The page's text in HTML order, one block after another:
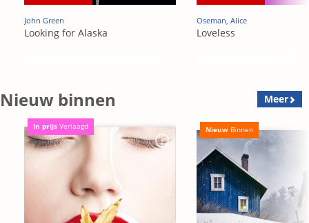
John Green
Looking for Alaska
Oseman, Alice
Loveless
Nieuw binnen Meer
In prijs Verlaagd Nieuw Binnen